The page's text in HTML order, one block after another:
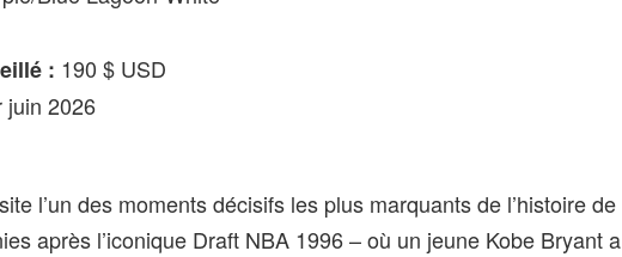
: 190 $ USD
juin 2026
l’un des moments décisifs les plus marquants de l’histoire de
après l’iconique Draft NBA 1996 – où un jeune Kobe Bryant a